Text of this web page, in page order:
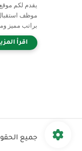
يقدم لكم
موظف
براتب مميز
جميع